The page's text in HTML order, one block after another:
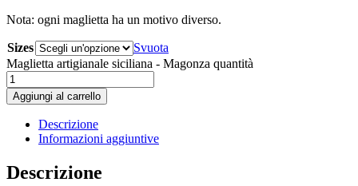
Nota: ogni maglietta ha un motivo diverso.
Sizes
Svuota
Maglietta artigianale siciliana - Magonza quantità
Aggiungi al carrello
Descrizione
Informazioni aggiuntive
Descrizione